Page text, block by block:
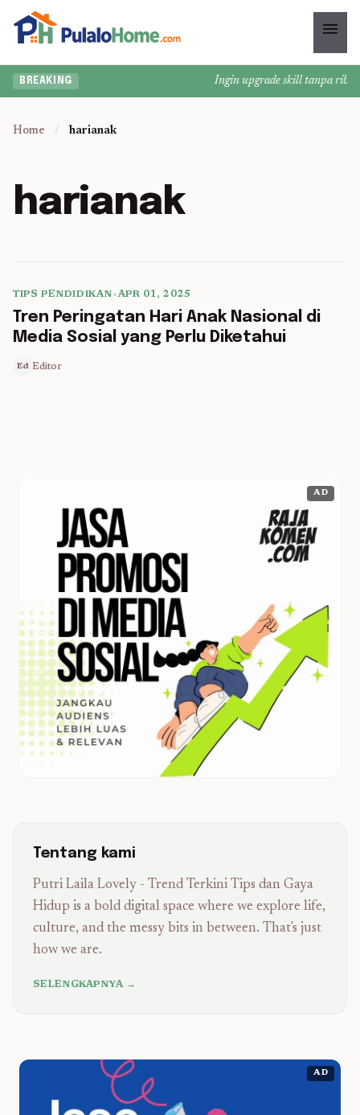
menu
BREAKING Ingin upgrade skill tanpa
Home / harianak
harianak
5 min read
TIPS PENDIDIKAN•APR 01, 2025
Tren Peringatan Hari Anak Nasional di
Media Sosial yang Perlu Diketahui
Ed Editor
AD
Tentang kami
Putri Laila Lovely - Trend Terkini Tips dan Gaya
Hidup is a bold digital space where we explore life,
culture, and the messy bits in between. That's just
how we are.
SELENGKAPNYA →
AD